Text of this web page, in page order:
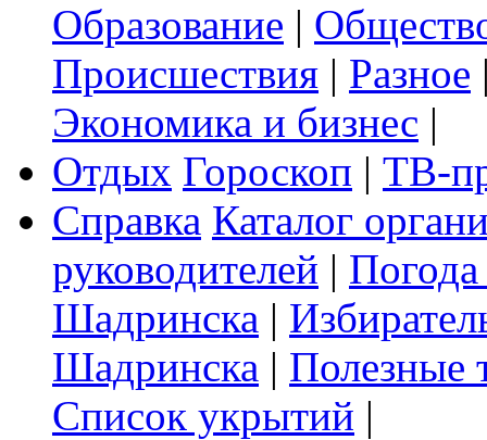
Образование |
Происшествия | Разное
Экономика и бизнес |
Отдых Гороскоп | ТВ-
Справка Каталог
руководителей |
Шадринска |
Шадринска | Полезные
Список укрытий |